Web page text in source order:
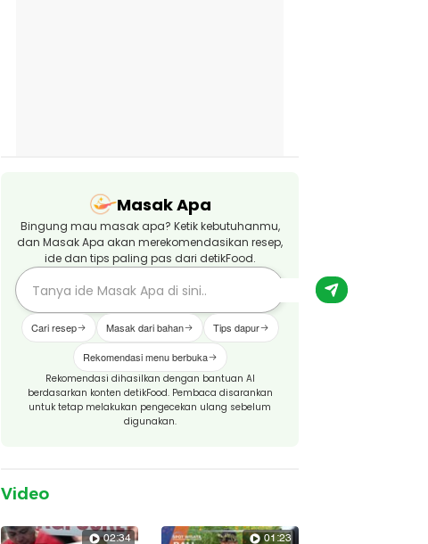
Masak Apa
Bingung mau masak apa? Ketik kebutuhanmu,
dan Masak Apa akan merekomendasikan resep,
ide dan tips paling pas dari detikFood.
Cari resep Masak dari bahan Tips dapur
Rekomendasi menu berbuka
Rekomendasi dihasilkan dengan bantuan AI
berdasarkan konten detikFood. Pembaca disarankan
untuk tetap melakukan pengecekan ulang sebelum
digunakan.
Video
02:34 01:23